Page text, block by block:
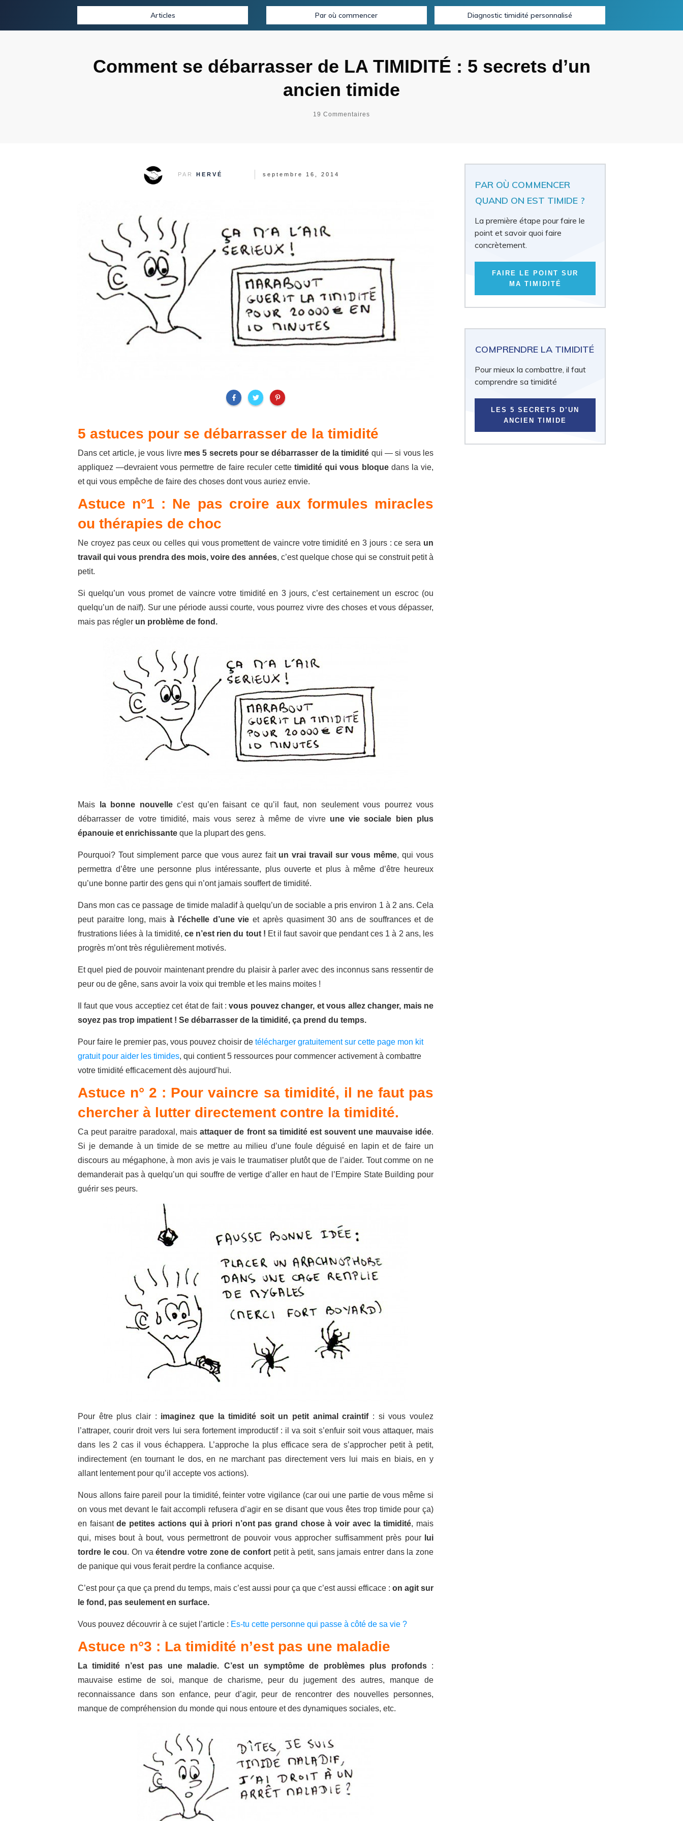
Articles Par où commencer Diagnostic timidité personnalisé
Comment se débarrasser de LA TIMIDITÉ : 5 secrets d’un
ancien timide
19 Commentaires
PARHERVÉ septembre 16, 2014
5 astuces pour se débarrasser de la timidité
Dans cet article, je vous livre mes 5 secrets pour se débarrasser de la timidité qui — si vous les
appliquez —devraient vous permettre de faire reculer cette timidité qui vous bloquedans la vie,
et qui vous empêche de faire des choses dont vous auriez envie.
Astuce n°1 : Ne pas croire aux formules miracles
ou thérapies de choc
Ne croyez pas ceux ou celles qui vous promettent de vaincre votre timidité en 3 jours : ce sera un
travail qui vous prendra des mois, voire des années, c’est quelque chose qui se construit petit à
petit.
Si quelqu’un vous promet de vaincre votre timidité en 3 jours, c’est certainement un escroc (ou
quelqu’un de naïf). Sur une période aussi courte, vous pourrez vivre des choses et vous dépasser,
mais pas régler un problème de fond.
Mais la bonne nouvellec’est qu’en faisant ce qu’il faut, non seulement vous pourrez vous
débarrasser de votre timidité, mais vous serez à même de vivreune vie sociale bien plus
épanouie et enrichissante que la plupart des gens.
Pourquoi? Tout simplement parce que vous aurez faitun vrai travail sur vous même, qui vous
permettra d’être une personne plus intéressante, plus ouverte et plus à même d’être heureux
qu’une bonne partir des gens qui n’ont jamais souffert de timidité.
Dans mon cas ce passage de timide maladif à quelqu’un de sociable a pris environ 1 à 2 ans. Cela
peut paraitre long, mais à l’échelle d’une vie et après quasiment 30 ans de souffrances et de
frustrations liées à la timidité, ce n’est rien du tout ! Et il faut savoir que pendant ces 1 à 2 ans, les
progrès m’ont très régulièrement motivés.
Et quel pied de pouvoir maintenant prendre du plaisir à parler avec des inconnus sans ressentir de
peur ou de gêne, sans avoir la voix qui tremble et les mains moites !
Il faut que vous acceptiez cet état de fait :vous pouvez changer, et vous allez changer, mais ne
soyez pas trop impatient ! Se débarrasser de la timidité, ça prend du temps.
Pour faire le premier pas, vous pouvez choisir de télécharger gratuitement sur cette page mon kit
gratuit pour aider les timides, qui contient 5 ressources pour commencer activement à combattre
votre timidité efficacement dès aujourd’hui.
Astuce n° 2 : Pour vaincre sa timidité, il ne faut pas
chercher à lutter directement contre la timidité.
Ca peut paraitre paradoxal, maisattaquer de front sa timidité est souvent une mauvaise idée.
Si je demande à un timide de se mettre au milieu d’une foule déguisé en lapin et de faire un
discours au mégaphone, à mon avis je vais le traumatiser plutôt que de l’aider. Tout comme on ne
demanderait pas à quelqu’un qui souffre de vertige d’aller en haut de l’Empire State Building pour
guérir ses peurs.
Pour être plus clair : imaginez que la timidité soit un petit animal craintif: si vous voulez
l’attraper, courir droit vers lui sera fortement improductif : il va soit s’enfuir soit vous attaquer, mais
dans les 2 cas il vous échappera. L’approche la plus efficace sera de s’approcher petit à petit,
indirectement (en tournant le dos, en ne marchant pas directement vers lui mais en biais, en y
allant lentement pour qu’il accepte vos actions).
Nous allons faire pareil pour la timidité, feinter votre vigilance (car oui une partie de vous même si
on vous met devant le fait accompli refusera d’agir en se disant que vous êtes trop timide pour ça)
en faisantde petites actions qui à priori n’ont pas grand chose à voir avec la timidité, mais
qui, mises bout à bout, vous permettront de pouvoir vous approcher suffisamment près pour
lui
tordre le cou. On va étendre votre zone de confort petit à petit, sans jamais entrer dans la zone
de panique qui vous ferait perdre la confiance acquise.
C’est pour ça que ça prend du temps, mais c’est aussi pour ça que c’est aussi efficace : on agit sur
le fond, pas seulement en surface.
Vous pouvez découvrir à ce sujet l’article : Es-tu cette personne qui passe à côté de sa vie ?
Astuce n°3 : La timidité n’est pas une maladie
La timidité n’est pas une maladie. C’est un symptôme de problèmes plus profonds:
mauvaise estime de soi, manque de charisme, peur du jugement des autres, manque de
reconnaissance dans son enfance, peur d’agir, peur de rencontrer des nouvelles personnes,
manque de compréhension du monde qui nous entoure et des dynamiques sociales, etc.
PAR OÙ COMMENCER
QUAND ON EST TIMIDE ?
La première étape pour faire le
point et savoir quoi faire
concrètement.
FAIRE LE POINT SUR
MA TIMIDITÉ
COMPRENDRE LA TIMIDITÉ
Pour mieux la combattre, il faut
comprendre sa timidité
LES 5 SECRETS D’UN
ANCIEN TIMIDE